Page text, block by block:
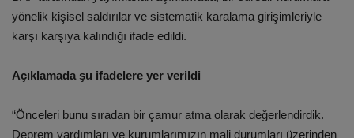
yönelik kişisel saldırılar ve sistematik karalama girişimleriyle
karşı karşıya kalındığı ifade edildi.
Açıklamada şu ifadelere yer verildi
“Önceleri bunu sıradan bir çamur atma olarak değerlendirdik.
Deprem yardımları ve kurumlarımızın mali durumları üzerinden